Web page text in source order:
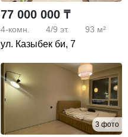
77 000 000 ₸
4-комн. 4/9 эт. 93 м²
ул. Казыбек би, 7
3 фото